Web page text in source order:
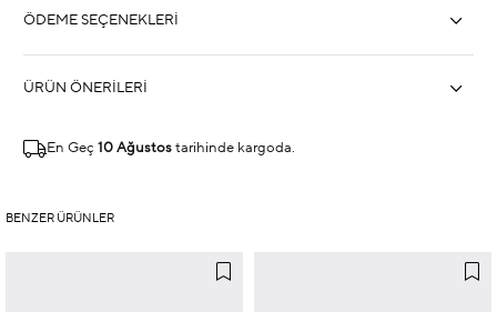
ÖDEME SEÇENEKLERI
ÜRÜN ÖNERILERI
En Geç 10 Ağustos tarihinde kargoda.
BENZER ÜRÜNLER